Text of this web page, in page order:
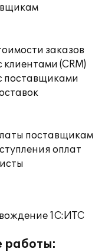
заказов
(CRM)
поставщиками
поставщикам
оплат
1С:ИТС
работы: